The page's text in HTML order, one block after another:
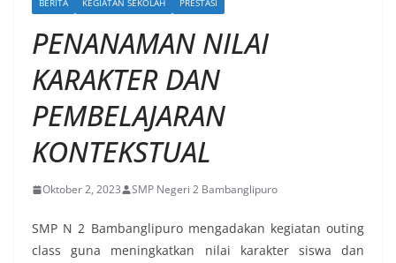
BERITA KEGIATAN SEKOLAH PRESTASI
PENANAMAN NILAI
KARAKTER DAN
PEMBELAJARAN
KONTEKSTUAL
Oktober 2, 2023 SMP Negeri 2 Bambanglipuro
SMP N 2 Bambanglipuro mengadakan kegiatan outing
class guna meningkatkan nilai karakter siswa dan